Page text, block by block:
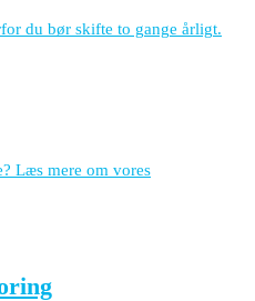
du bør skifte to gange årligt.
Læs mere om vores